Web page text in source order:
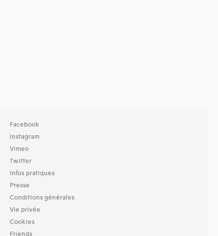
Facebook
Instagram
Vimeo
Twitter
Infos pratiques
Presse
Conditions générales
Vie privée
Cookies
Friends